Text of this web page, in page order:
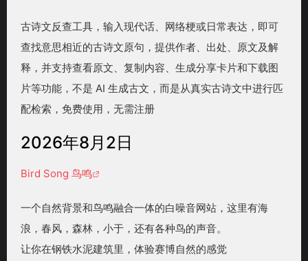
古诗文反查工具，输入现代话、网络梗或日常表达，即可
查找意思相近的古诗文原句，提供作者、出处、原文及解
释，并支持查看原文、复制内容、生成分享卡片和下载图
片等功能，不是 AI 生成古文，而是从真实古诗文中进行匹
配检索，免费使用，无需注册
2026年8月2日
Bird Song 鸟鸣
一个自然背景和鸟鸣融合一体的白噪音网站，这里有海
浪，春风，森林，小于，还有各种鸟的声音。
让你在钢铁水泥建筑里，体验赛博自然的感觉